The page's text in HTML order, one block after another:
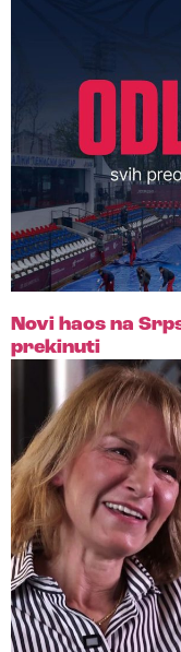
Novi haos na
prekinuti